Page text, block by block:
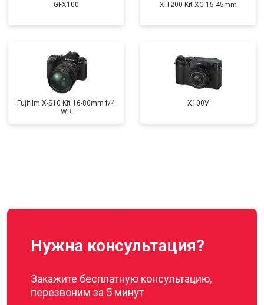
GFX100 X-T200 Kit XC 15-45mm
Fujifilm X-S10 Kit 16-80mm f/4
WR
X100V
Нужна консультация?
Закажите бесплатную консультацию,
перезвоним за 5 минут